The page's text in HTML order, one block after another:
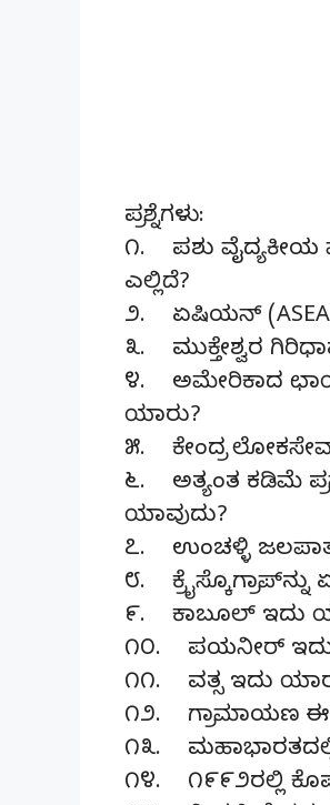
ಪ್ರಶ್ನೆಗಳು:
೧. ಪಶು ವೈದ್ಯಕೀಯ
ಎಲ್ಲಿದೆ?
೨. ಏಷಿಯನ್
೩. ಮುಕ್ತೇಶ್ವರ
೪. ಅಮೇರಿಕಾದ
ಯಾರು?
೫. ಕೇಂದ್ರ
೬. ಅತ್ಯಂತ ಕಡಿಮೆ
ಯಾವುದು?
೭. ಉಂಚಳ್ಳಿ
೮.
೯. ಕಾಬೂಲ್ ಇದು
೧೦. ಪಯನೀರ್ ಇದು
೧೧. ವತ್ಸ ಇದು
೧೨. ಗ್ರಾಮಾಯಣ ಈ
೧೩. ಮಹಾಭಾರತದಲ್ಲಿ
೧೪. ೧೯೯೨ರಲ್ಲಿ